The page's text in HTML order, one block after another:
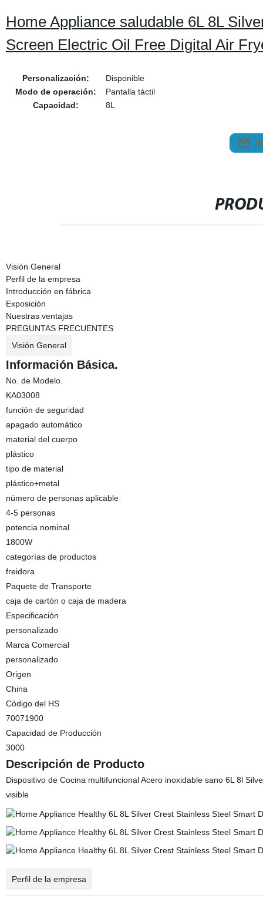
Home Appliance saludable 6L 8L
Screen Electric Oil Free Digital Air
Personalización:
Disponible
Modo de operación:
Pantalla táctil
Capacidad:
8L
Visión General
Perfil de la empresa
Introducción en fábrica
Exposición
Nuestras ventajas
PREGUNTAS FRECUENTES
Visión General
Información Básica.
No. de Modelo.
KA03008
función de seguridad
apagado automático
material del cuerpo
plástico
tipo de material
plástico+metal
número de personas aplicable
4-5 personas
potencia nominal
1800W
categorías de productos
freidora
Paquete de Transporte
caja de cartón o caja de madera
Especificación
personalizado
Marca Comercial
personalizado
Origen
China
Código del HS
70071900
Capacidad de Producción
3000
Descripción de Producto
Dispositivo de Cocina multifuncional Acero inoxidable sano 6L 8l
visible
Perfil de la empresa